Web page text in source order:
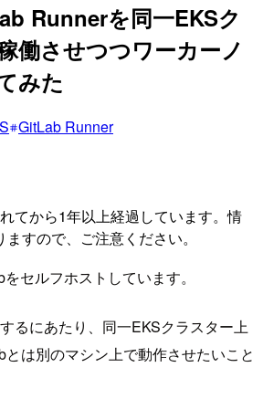
Runnerを同一EKSク
働させつつワーカーノ
みた
GitLab Runner
てから1年以上経過しています。情
すので、ご注意ください。
セルフホストしています。
るにあたり、同一EKSクラスター上
は別のマシン上で動作させたいこと